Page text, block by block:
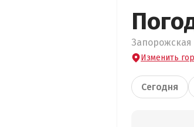
Запорожская
Изменить
Сегодня